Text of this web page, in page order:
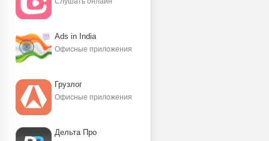
Ads in India
Офисные приложения
Грузлог
Офисные приложения
Дельта Про